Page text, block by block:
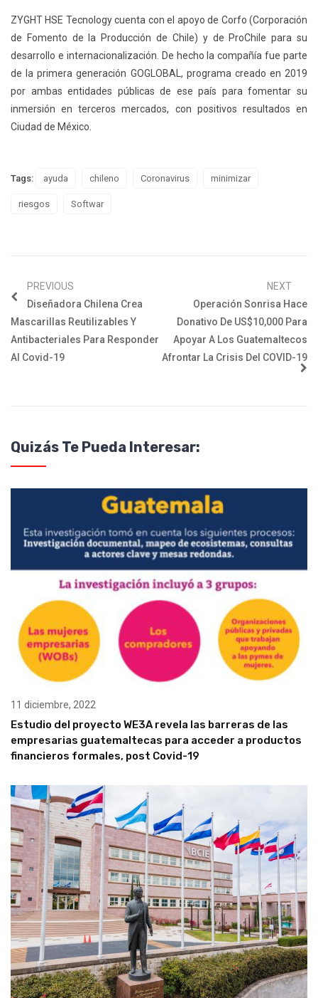
ZYGHT HSE Tecnology cuenta con el apoyo de Corfo (Corporación
de Fomento de la Producción de Chile) y de ProChile para su
desarrollo e internacionalización. De hecho la compañía fue parte
de la primera generación GOGLOBAL, programa creado en 2019
por ambas entidades públicas de ese país para fomentar su
inmersión en terceros mercados, con positivos resultados en
Ciudad de México.
Tags: ayuda chileno Coronavirus minimizar
riesgos Softwar
PREVIOUS
Diseñadora Chilena Crea
Mascarillas Reutilizables Y
Antibacteriales Para Responder
Al Covid-19
NEXT
Operación Sonrisa Hace
Donativo De US$10,000 Para
Apoyar A Los Guatemaltecos
Afrontar La Crisis Del COVID-19
Quizás Te Pueda Interesar:
11 diciembre, 2022
Estudio del proyecto WE3A revela las barreras de las
empresarias guatemaltecas para acceder a productos
financieros formales, post Covid-19